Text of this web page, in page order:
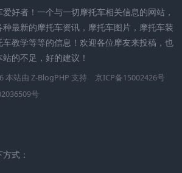
好者！一个与一切摩托车相关信息的网站，
最新的摩托车资讯，摩托车图片，摩托车装
教学等等的信息！欢迎各位摩友来投稿，也
的不足，好的建议！
本站由 Z-BlogPHP 支持
京ICP备15002426号
号
式：